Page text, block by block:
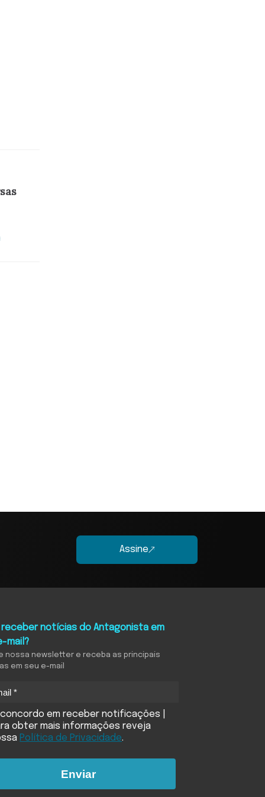
Assine
receber notícias do Antagonista em
mail?
nossa newsletter e receba as principais
em seu e-mail
concordo em receber notificações |
obter mais informações reveja
Política de Privacidade.
Enviar